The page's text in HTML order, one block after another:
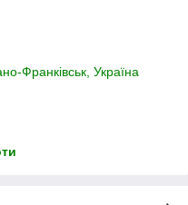
Франківськ, Україна